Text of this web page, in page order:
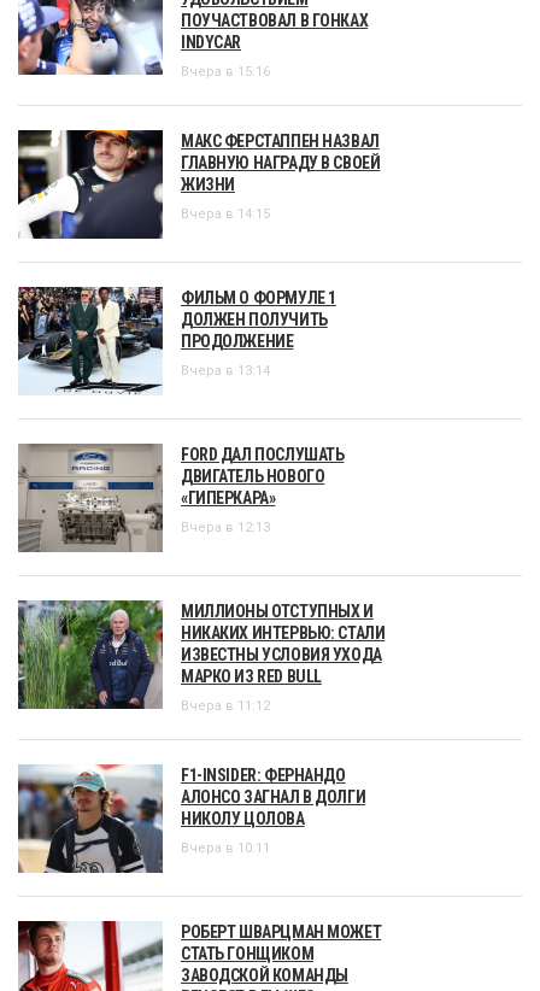
ПОУЧАСТВОВАЛ В ГОНКАХ
INDYCAR
Вчера в 15:16
МАКС ФЕРСТАППЕН НАЗВАЛ
ГЛАВНУЮ НАГРАДУ В СВОЕЙ
ЖИЗНИ
Вчера в 14:15
ФИЛЬМ О ФОРМУЛЕ 1
ДОЛЖЕН ПОЛУЧИТЬ
ПРОДОЛЖЕНИЕ
Вчера в 13:14
FORD ДАЛ ПОСЛУШАТЬ
ДВИГАТЕЛЬ НОВОГО
«ГИПЕРКАРА»
Вчера в 12:13
МИЛЛИОНЫ ОТСТУПНЫХ И
НИКАКИХ ИНТЕРВЬЮ: СТАЛИ
ИЗВЕСТНЫ УСЛОВИЯ УХОДА
МАРКО ИЗ RED BULL
Вчера в 11:12
F1-INSIDER: ФЕРНАНДО
АЛОНСО ЗАГНАЛ В ДОЛГИ
НИКОЛУ ЦОЛОВА
Вчера в 10:11
РОБЕРТ ШВАРЦМАН МОЖЕТ
СТАТЬ ГОНЩИКОМ
ЗАВОДСКОЙ КОМАНДЫ